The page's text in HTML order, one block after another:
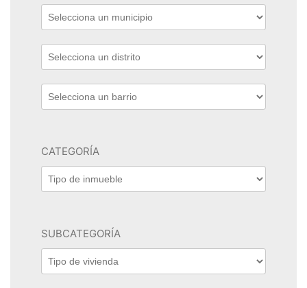
CATEGORÍA
SUBCATEGORÍA